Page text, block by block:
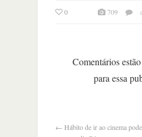
0 709
Comentários
para essa
← Hábito de ir ao cinema